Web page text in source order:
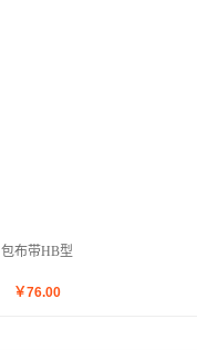
包布带HB型
￥76.00